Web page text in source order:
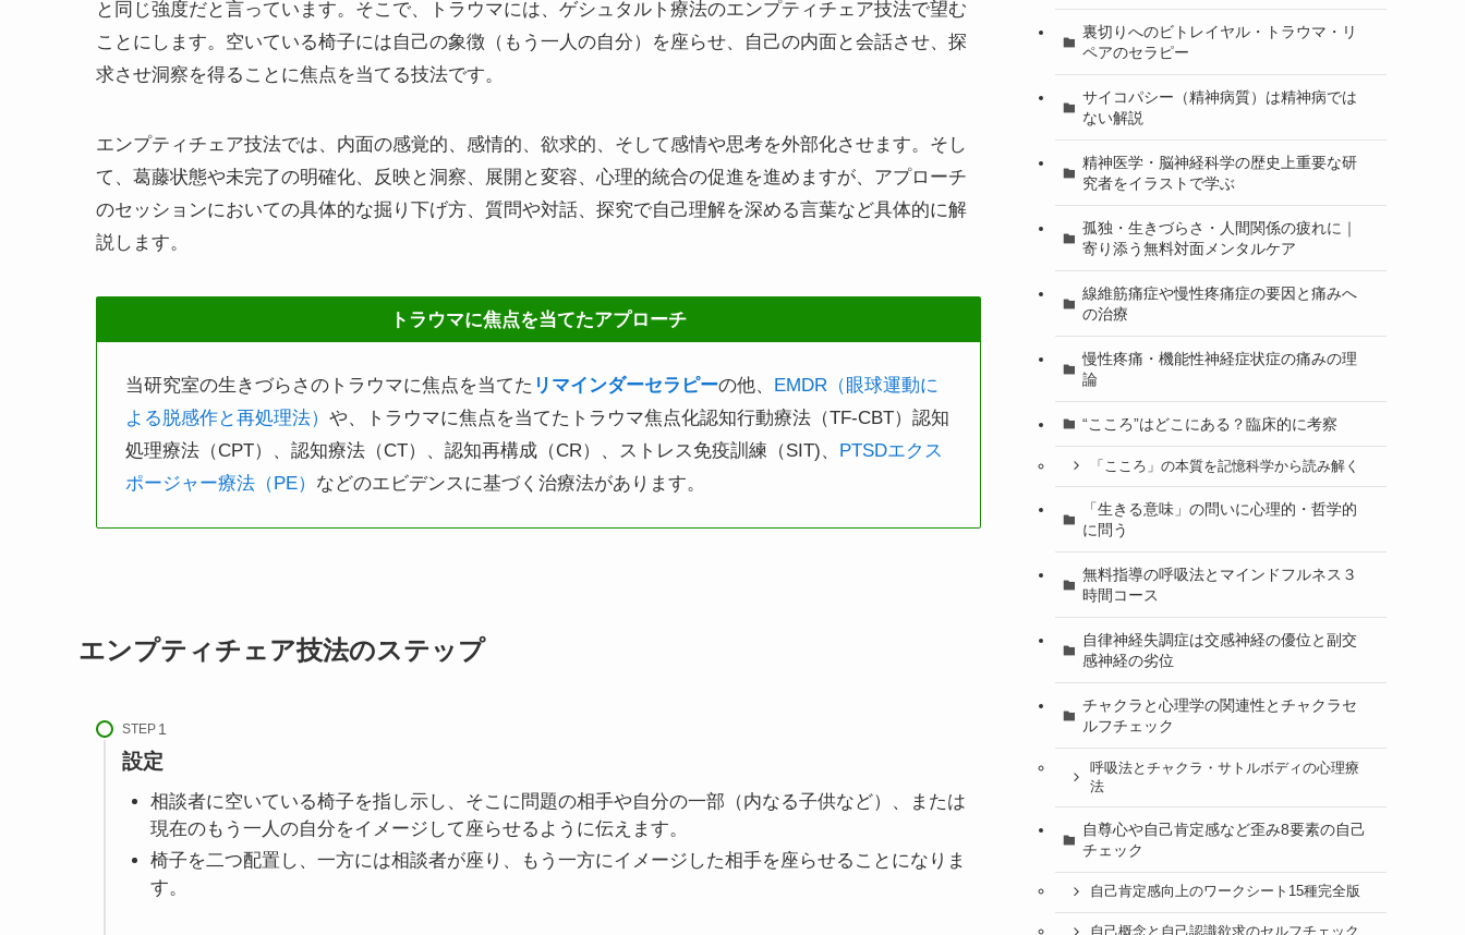
と同じ強度だと言っています。そこで、トラウマには、ゲシュタルト療法のエンプティチェア技法で望む
ことにします。空いている椅子には自己の象徴（もう一人の自分）を座らせ、自己の内面と会話させ、探
求させ洞察を得ることに焦点を当てる技法です。
エンプティチェア技法では、内面の感覚的、感情的、欲求的、そして感情や思考を外部化させます。そし
て、葛藤状態や未完了の明確化、反映と洞察、展開と変容、心理的統合の促進を進めますが、アプローチ
のセッションにおいての具体的な掘り下げ方、質問や対話、探究で自己理解を深める言葉など具体的に解
説します。
トラウマに焦点を当てたアプローチ
当研究室の生きづらさのトラウマに焦点を当てた リマインダーセラピーの他、 EMDR（眼球運動に
よる脱感作と再処理法） や、トラウマに焦点を当てたトラウマ焦点化認知行動療法（TF-CBT）認知
処理療法（CPT）、認知療法（CT）、認知再構成（CR）、ストレス免疫訓練（SIT)、 PTSDエクス
ポージャー療法（PE） などのエビデンスに基づく治療法があります。
エンプティチェア技法のステップ
STEP
設定
相談者に空いている椅子を指し示し、そこに問題の相手や自分の一部（内なる子供など）、または
現在のもう一人の自分をイメージして座らせるように伝えます。
椅子を二つ配置し、一方には相談者が座り、もう一方にイメージした相手を座らせることになりま
す。
裏切りへのビトレイヤル・トラウマ・リ
ペアのセラピー
サイコパシー（精神病質）は精神病では
ない解説
精神医学・脳神経科学の歴史上重要な研
究者をイラストで学ぶ
孤独・生きづらさ・人間関係の疲れに｜
寄り添う無料対面メンタルケア
線維筋痛症や慢性疼痛症の要因と痛みへ
の治療
慢性疼痛・機能性神経症状症の痛みの理
論
“こころ”はどこにある？臨床的に考察
「こころ」の本質を記憶科学から読み解く
「生きる意味」の問いに心理的・哲学的
に問う
無料指導の呼吸法とマインドフルネス３
時間コース
自律神経失調症は交感神経の優位と副交
感神経の劣位
チャクラと心理学の関連性とチャクラセ
ルフチェック
呼吸法とチャクラ・サトルボディの心理療
法
自尊心や自己肯定感など歪み8要素の自己
チェック
自己肯定感向上のワークシート15種完全版